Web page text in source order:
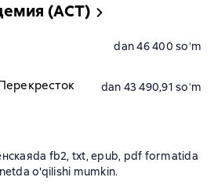
(АСТ)
dan 46 400 soʻm
dan 43 490,91 soʻm
fb2, txt, epub, pdf formatida
o'qilishi mumkin.